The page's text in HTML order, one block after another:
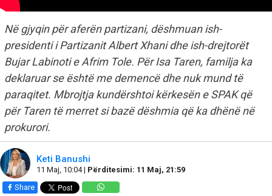
Në gjyqin për aferën partizani, dëshmuan ish-
presidenti i Partizanit Albert Xhani dhe ish-drejtorët
Bujar Labinoti e Afrim Tole. Për Isa Taren, familja ka
deklaruar se është me demencë dhe nuk mund të
paraqitet. Mbrojtja kundërshtoi kërkesën e SPAK që
për Taren të merret si bazë dëshmia që ka dhënë në
prokurori.
Keti Banushi
11 Maj, 10:04 | Përditesimi: 11 Maj, 21:59
Share